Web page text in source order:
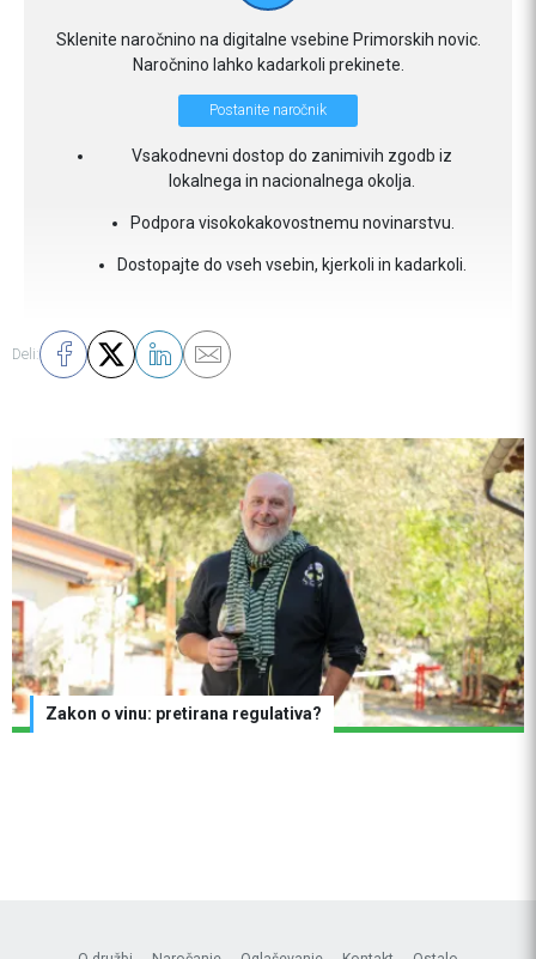
Sklenite naročnino na digitalne vsebine Primorskih novic.
Naročnino lahko kadarkoli prekinete.
Postanite naročnik
Vsakodnevni dostop do zanimivih zgodb iz
lokalnega in nacionalnega okolja.
Podpora visokokakovostnemu novinarstvu.
Dostopajte do vseh vsebin, kjerkoli in kadarkoli.
Deli:
Zakon o vinu: pretirana regulativa?